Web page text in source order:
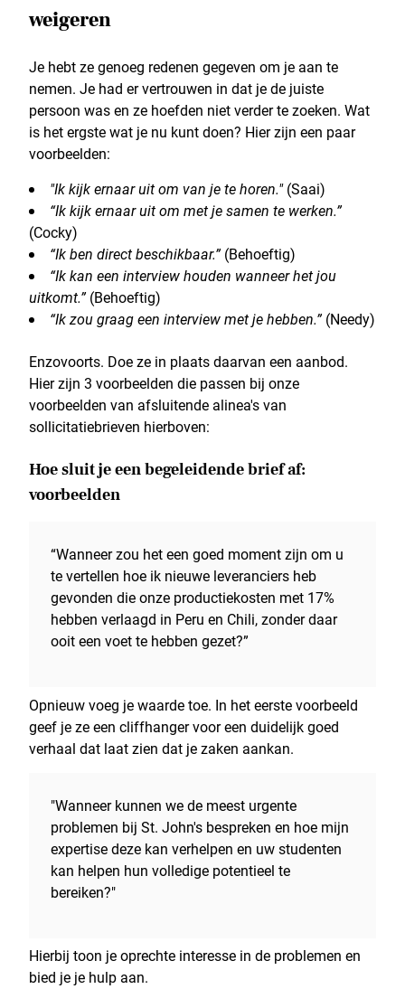
weigeren
Je hebt ze genoeg redenen gegeven om je aan te
nemen. Je had er vertrouwen in dat je de juiste
persoon was en ze hoefden niet verder te zoeken. Wat
is het ergste wat je nu kunt doen? Hier zijn een paar
voorbeelden:
"Ik kijk ernaar uit om van je te horen."(Saai)
“Ik kijk ernaar uit om met je samen te werken.”
(Cocky)
“Ik ben direct beschikbaar.”(Behoeftig)
“Ik kan een interview houden wanneer het jou
uitkomt.”(Behoeftig)
“Ik zou graag een interview met je hebben.”(Needy)
Enzovoorts. Doe ze in plaats daarvan een aanbod.
Hier zijn 3 voorbeelden die passen bij onze
voorbeelden van afsluitende alinea's van
sollicitatiebrieven hierboven:
Hoe sluit je een begeleidende brief af:
voorbeelden
“Wanneer zou het een goed moment zijn om u
te vertellen hoe ik nieuwe leveranciers heb
gevonden die onze productiekosten met 17%
hebben verlaagd in Peru en Chili, zonder daar
ooit een voet te hebben gezet?”
Opnieuw voeg je waarde toe. In het eerste voorbeeld
geef je ze een cliffhanger voor een duidelijk goed
verhaal dat laat zien dat je zaken aankan.
"Wanneer kunnen we de meest urgente
problemen bij St. John's bespreken en hoe mijn
expertise deze kan verhelpen en uw studenten
kan helpen hun volledige potentieel te
bereiken?"
Hierbij toon je oprechte interesse in de problemen en
bied je je hulp aan.